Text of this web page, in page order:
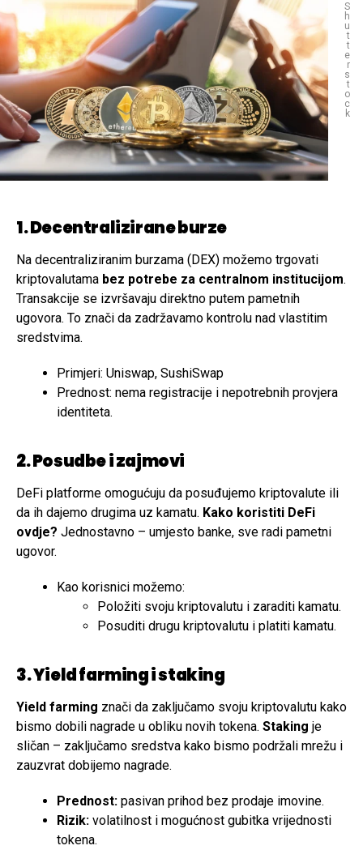
S
h
u
t
t
e
r
s
t
o
c
k
1. Decentralizirane burze
Na decentraliziranim burzama (DEX) možemo trgovati
kriptovalutama bez potrebe za centralnom institucijom.
Transakcije se izvršavaju direktno putem pametnih
ugovora. To znači da zadržavamo kontrolu nad vlastitim
sredstvima.
Primjeri: Uniswap, SushiSwap
Prednost: nema registracije i nepotrebnih provjera
identiteta.
2. Posudbe i zajmovi
DeFi platforme omogućuju da posuđujemo kriptovalute ili
da ih dajemo drugima uz kamatu. Kako koristiti DeFi
ovdje? Jednostavno – umjesto banke, sve radi pametni
ugovor.
Kao korisnici možemo:
Položiti svoju kriptovalutu i zaraditi kamatu.
Posuditi drugu kriptovalutu i platiti kamatu.
3. Yield farming i staking
Yield farming znači da zaključamo svoju kriptovalutu kako
bismo dobili nagrade u obliku novih tokena. Staking je
sličan – zaključamo sredstva kako bismo podržali mrežu i
zauzvrat dobijemo nagrade.
Prednost: pasivan prihod bez prodaje imovine.
Rizik: volatilnost i mogućnost gubitka vrijednosti
tokena.